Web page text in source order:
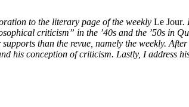
to the literary page of the weekly Le Jour.
criticism” in the ’40s and the ’50s in
than the revue, namely the weekly.
his conception of criticism. Lastly, I address